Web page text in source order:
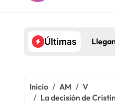
Últimas
Inicio AM
V
La decisión de